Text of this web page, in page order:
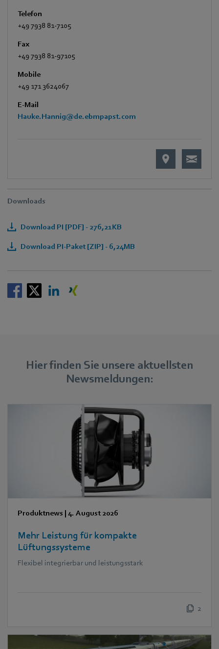
Telefon
+49 7938 81-7105
Fax
+49 7938 81-97105
Mobile
+49 171 3624067
E-Mail
Hauke.Hannig@de.ebmpapst.com
Downloads
Download PI [PDF] - 276,21KB
Download PI-Paket [ZIP] - 6,24MB
Hier finden Sie unsere aktuellsten
Newsmeldungen:
Produktnews | 4. August 2026
Mehr Leistung für kompakte
Lüftungssysteme
Flexibel integrierbar und leistungsstark
2